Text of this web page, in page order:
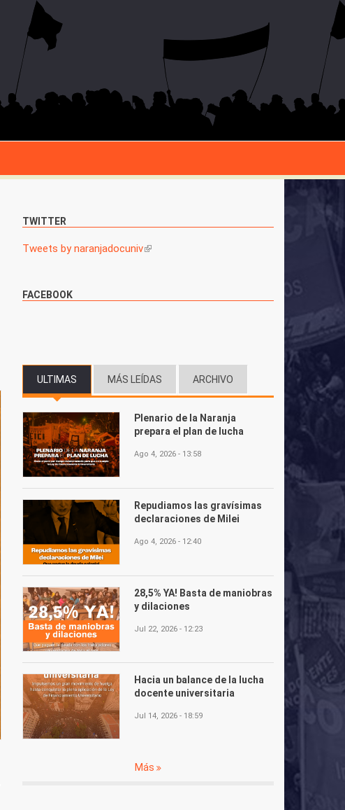
TWITTER
Tweets by naranjadocuniv(link is external)
FACEBOOK
ULTIMAS (SOLAPA ACTIVA)
MÁS LEÍDAS ARCHIVO
Plenario de la Naranja
prepara el plan de lucha
Ago 4, 2026 - 13:58
Repudiamos las gravísimas
declaraciones de Milei
Ago 4, 2026 - 12:40
28,5% YA! Basta de maniobras
y dilaciones
Jul 22, 2026 - 12:23
Hacia un balance de la lucha
docente universitaria
Jul 14, 2026 - 18:59
Más